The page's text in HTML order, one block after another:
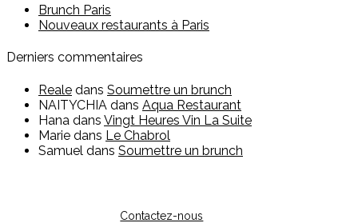
Brunch Paris
Nouveaux restaurants à Paris
Derniers commentaires
Reale dans Soumettre un brunch
NAITYCHIA dans Aqua Restaurant
Hana dans Vingt Heures Vin La Suite
Marie dans Le Chabrol
Samuel dans Soumettre un brunch
Contactez-nous